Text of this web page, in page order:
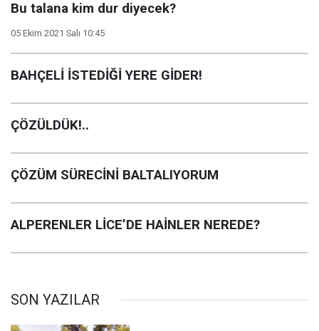
Bu talana kim dur diyecek?
05 Ekim 2021 Salı 10:45
BAHÇELİ İSTEDİĞİ YERE GİDER!
ÇÖZÜLDÜK!..
ÇÖZÜM SÜRECİNİ BALTALIYORUM
ALPERENLER LİCE’DE HAİNLER NEREDE?
SON YAZILAR